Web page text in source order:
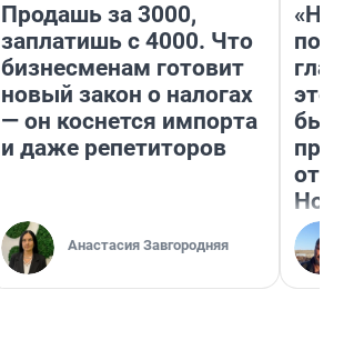
Продашь за 3000,
заплатишь с 4000. Что
бизнесменам готовит
новый закон о налогах
— он коснется импорта
и даже репетиторов
Анастасия Завгородняя
этого
бьет